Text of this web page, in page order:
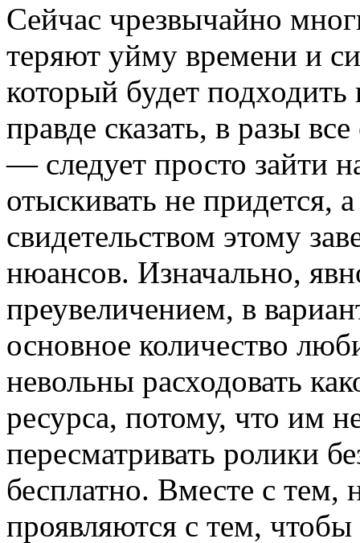
Сейчас чрезвычайно
теряют уйму времени и
который будет
правде сказать, в разы
— следует просто зайти
отыскивать не придется,
свидетельством этому
нюансов. Изначально,
преувеличением, в
основное количество
невольны расходовать
ресурса, потому, что им
пересматривать ролики
бесплатно. Вместе с тем,
проявляются с тем,